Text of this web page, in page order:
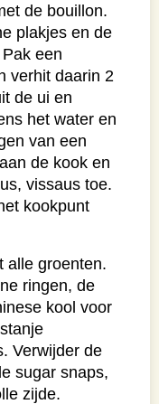
de bouillon.
plakjes en de
een
verhit daarin 2
de ui en
het water en
van een
de kook en
vissaus toe.
kookpunt
alle groenten.
ringen, de
kool voor
Verwijder de
sugar snaps,
zijde.